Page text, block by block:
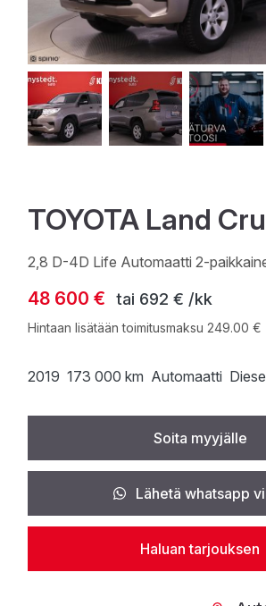
TOYOTA Land
2,8 D-4D Life Automaatti 2-
48 600 € tai 692 € /kk
Hintaan lisätään toimitusmaksu 249.00 €
2019 173 000 km Automaatti
Soita myyjälle
Lähetä whatsapp
Haluan tarjouksen